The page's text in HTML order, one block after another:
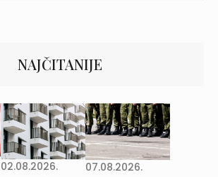
NAJČITANIJE
02.08.2026. 07.08.2026.